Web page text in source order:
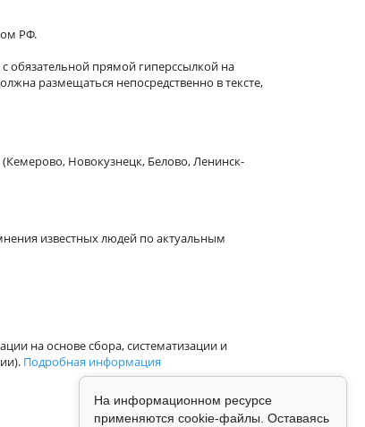
РФ.
обязательной прямой гиперссылкой на
размещаться непосредственно в тексте,
Новокузнецк, Белово, Ленинск-
известных людей по актуальным
на основе сбора, систематизации и
Подробная информация
На информационном ресурсе
применяются cookie-файлы. Оставаясь